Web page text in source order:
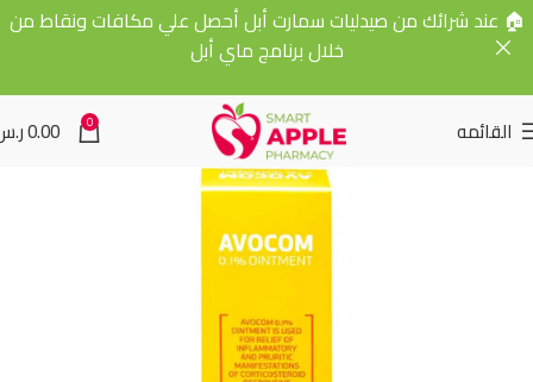
القائمه 0
0.00
🏠 عند شرائك من صيدليات سمارت أبل أحصل علي مكافات ونقاط من
خلال برنامج ماي أبل